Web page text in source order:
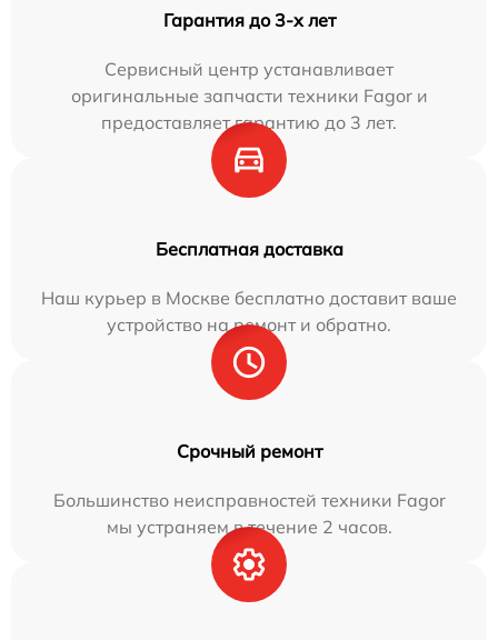
Гарантия до 3-х лет
Сервисный центр устанавливает
оригинальные запчасти техники Fagor и
предоставляет гарантию до 3 лет.
Бесплатная доставка
Наш курьер в Москве бесплатно доставит ваше
устройство на ремонт и обратно.
Срочный ремонт
Большинство неисправностей техники Fagor
мы устраняем в течение 2 часов.